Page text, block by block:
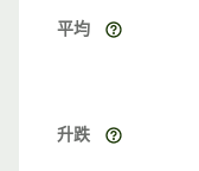
平均
升跌